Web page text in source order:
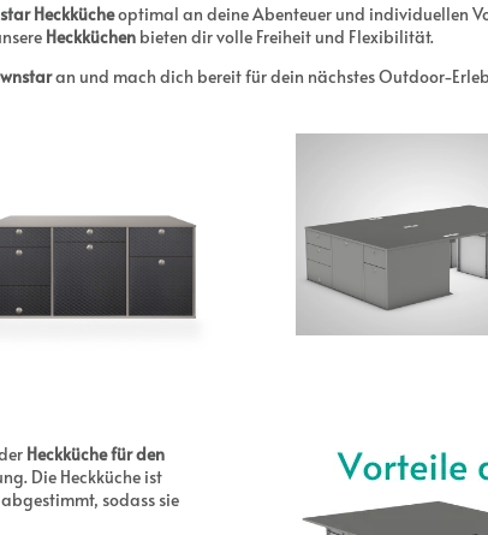
Heckkücheoptimal an deine Abenteuer und individuellen
Heckküchen bieten dir volle Freiheit und Flexibilität.
an und mach dich bereit für dein nächstes Outdoor-
Heckküche für den
Die Heckküche ist
sodass sie